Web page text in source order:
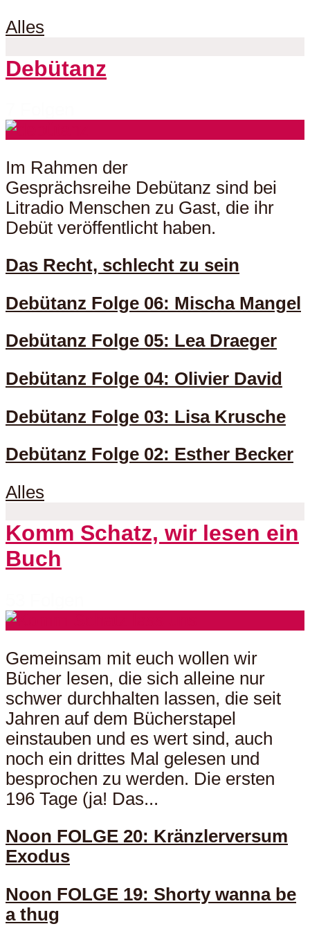
Alles
Debütanz
Im Rahmen der
Gesprächsreihe Debütanz sind bei
Litradio Menschen zu Gast, die ihr
Debüt veröffentlicht haben.
Das Recht, schlecht zu sein
Debütanz Folge 06: Mischa Mangel
Debütanz Folge 05: Lea Draeger
Debütanz Folge 04: Olivier David
Debütanz Folge 03: Lisa Krusche
Debütanz Folge 02: Esther Becker
Alles
Komm Schatz, wir lesen ein
Buch
Gemeinsam mit euch wollen wir
Bücher lesen, die sich alleine nur
schwer durchhalten lassen, die seit
Jahren auf dem Bücherstapel
einstauben und es wert sind, auch
noch ein drittes Mal gelesen und
besprochen zu werden. Die ersten
196 Tage (ja! Das...
Noon FOLGE 20: Kränzlerversum
Exodus
Noon FOLGE 19: Shorty wanna be
a thug